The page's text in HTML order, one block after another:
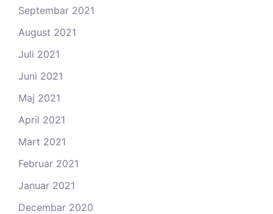
Septembar 2021
August 2021
Juli 2021
Juni 2021
Maj 2021
April 2021
Mart 2021
Februar 2021
Januar 2021
Decembar 2020